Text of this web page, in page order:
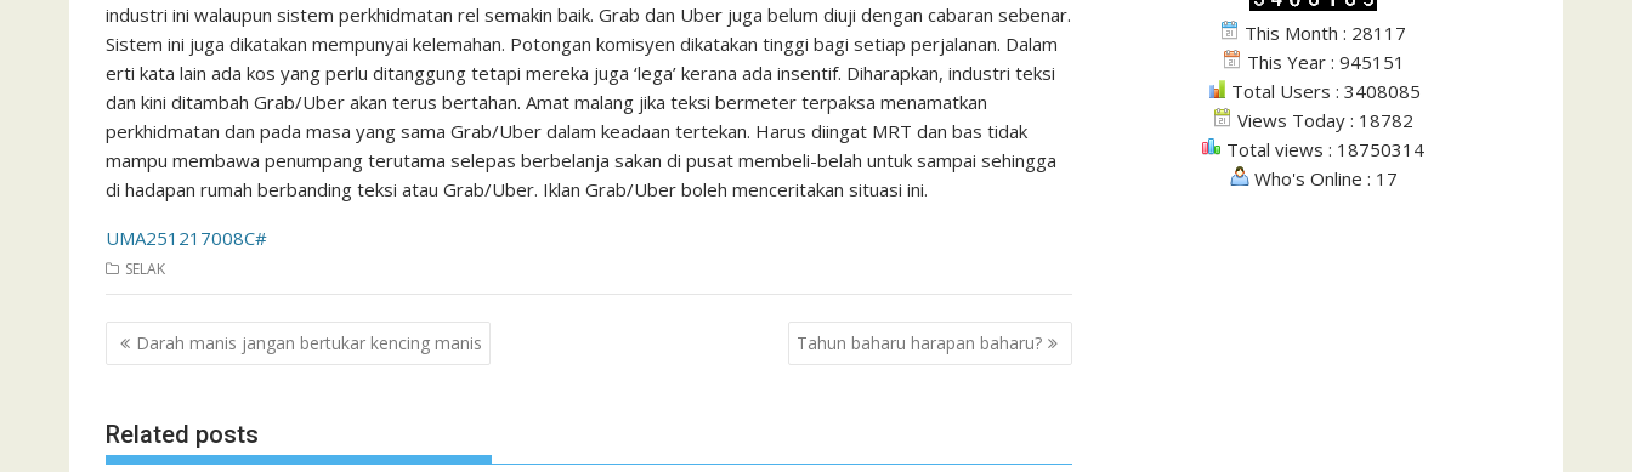
industri ini walaupun sistem perkhidmatan rel semakin baik. Grab dan Uber juga belum diuji dengan cabaran sebenar.
Sistem ini juga dikatakan mempunyai kelemahan. Potongan komisyen dikatakan tinggi bagi setiap per­jalanan. Dalam
erti kata lain ada kos yang perlu ditanggung tetapi mereka juga ‘lega’ kerana ada in­sentif. Diharapkan, industri teksi
dan kini ditambah Grab/Uber akan terus bertahan. Amat ma­lang jika teksi bermeter terpaksa menamatkan
perkhidmatan dan pada masa yang sama Grab/Uber dalam keadaan tertekan. Harus diingat MRT dan bas tidak
mam­pu membawa penumpang teru­tama selepas berbelanja sakan di pusat membeli­-belah untuk sam­pai sehingga
di hadapan rumah berbanding teksi atau Grab/Uber. Iklan Grab/Uber boleh mencerita­kan situasi ini.
UMA251217008C#
SELAK
Post
navigation
Darah manis jangan bertukar kencing manis Tahun baharu harapan baharu?
Related posts
This Month : 28117
This Year : 945151
Total Users : 3408085
Views Today : 18782
Total views : 18750314
Who's Online : 17